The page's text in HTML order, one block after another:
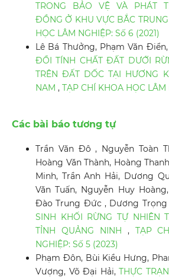
TRONG BẢO VỆ VÀ PHÁT
ĐỒNG Ở KHU VỰC BẮC
HỌC LÂM NGHIỆP: Số 6 (2021)
Lê Bá Thưởng, Phạm Văn
ĐỔI TÍNH CHẤT ĐẤT DƯỚI
TRÊN ĐẤT DỐC TẠI HƯƠNG
NAM , TẠP CHÍ KHOA HỌC LÂM
Các bài báo tương tự
Trần Văn Đô , Nguyễn Toàn
Hoàng Văn Thành, Hoàng
Minh, Trần Anh Hải, Dương
Văn Tuấn, Nguyễn Huy
Đào Trung Đức , Dương
SINH KHỐI RỪNG TỰ NHIÊN
TỈNH QUẢNG NINH , TẠP
NGHIỆP: Số 5 (2023)
Phạm Đôn, Bùi Kiều Hưng,
Vượng, Võ Đại Hải,THỰC